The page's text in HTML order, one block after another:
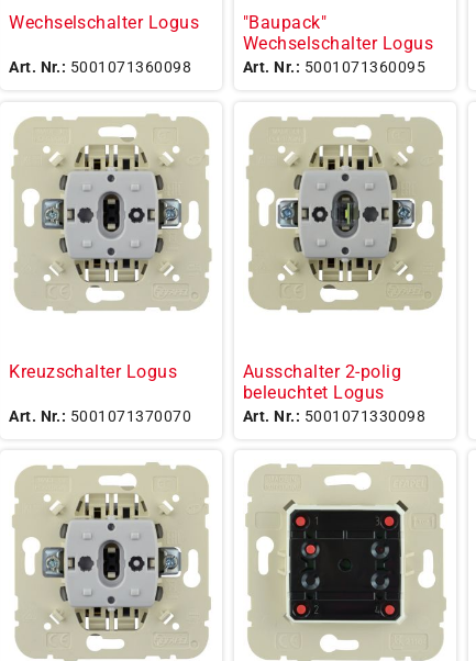
Wechselschalter Logus
Art. Nr.: 5001071360098
"Baupack"
Wechselschalter Logus
Art. Nr.: 5001071360095
Kreuzschalter Logus
Art. Nr.: 5001071370070
Ausschalter 2-polig
beleuchtet Logus
Art. Nr.: 5001071330098